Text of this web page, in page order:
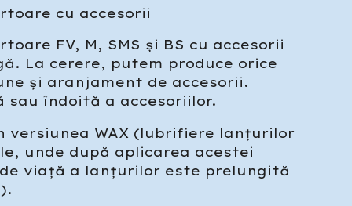
cu accesorii
FV, M, SMS și BS cu accesorii
La cerere, putem produce orice
și aranjament de accesorii.
sau îndoită a accesoriilor.
versiunea WAX (lubrifiere lanțurilor
unde după aplicarea acestei
viață a lanțurilor este prelungită